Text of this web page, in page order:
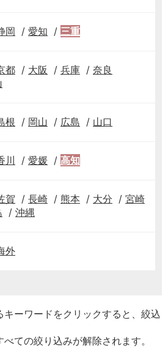
岡 愛知 三重
都 大阪 兵庫
奈良
根 岡山 広島 山口
川 愛媛 高知
賀 長崎 熊本 大分
宮崎
沖縄
外
ーワードをクリックすると、絞込
ての絞り込みが解除されます。